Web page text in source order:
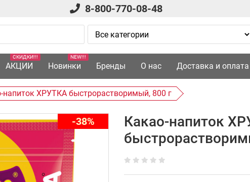
8-800-770-08-48
АКЦИИ
СКИДКИ!!!
Новинки
NEW!!!
Бренды О нас Доставка и оплата
напиток ХРУТКА быстрорастворимый, 800 г
-38%
Какао-напиток